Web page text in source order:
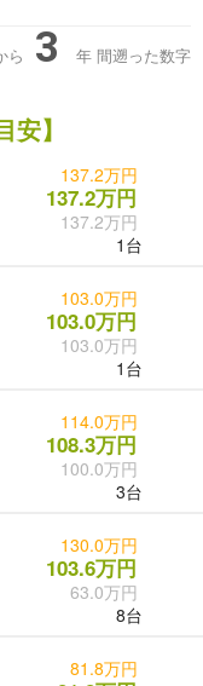
ら 3 年 間遡った数字
安】
137.2万円
137.2万円
137.2万円
1台
103.0万円
103.0万円
103.0万円
1台
114.0万円
108.3万円
100.0万円
3台
130.0万円
103.6万円
63.0万円
8台
81.8万円